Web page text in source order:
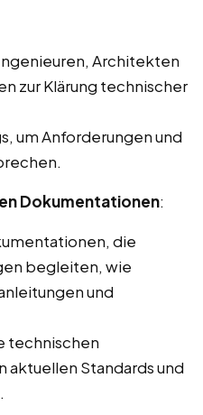
Architekten
zur Klärung technischer
um Anforderungen und
Dokumentationen:
die
begleiten, wie
und
technischen
Standards und